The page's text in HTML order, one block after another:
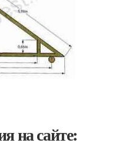
на сайте: